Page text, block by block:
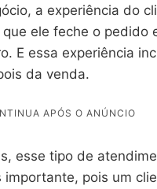
a experiência do
ele feche o pedido
E essa experiência
da venda.
esse tipo de
importante, pois um